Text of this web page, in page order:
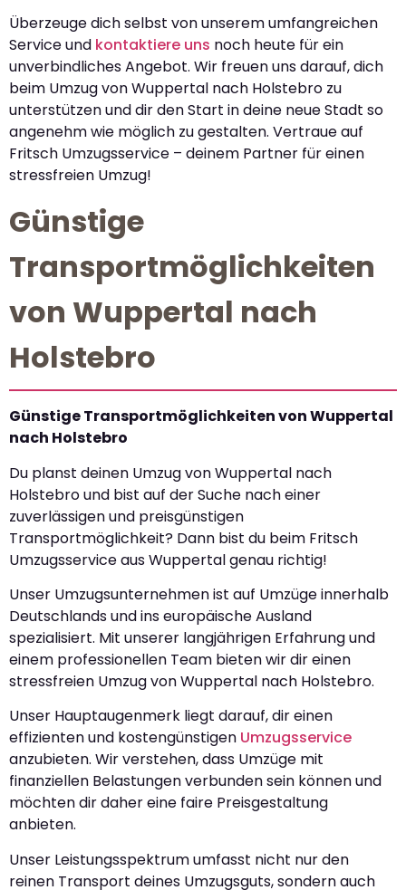
Überzeuge dich selbst von unserem umfangreichen
Service und kontaktiere uns noch heute für ein
unverbindliches Angebot. Wir freuen uns darauf, dich
beim Umzug von Wuppertal nach Holstebro zu
unterstützen und dir den Start in deine neue Stadt so
angenehm wie möglich zu gestalten. Vertraue auf
Fritsch Umzugsservice – deinem Partner für einen
stressfreien Umzug!
Günstige
Transportmöglichkeiten
von Wuppertal nach
Holstebro
Günstige Transportmöglichkeiten von Wuppertal
nach Holstebro
Du planst deinen Umzug von Wuppertal nach
Holstebro und bist auf der Suche nach einer
zuverlässigen und preisgünstigen
Transportmöglichkeit? Dann bist du beim Fritsch
Umzugsservice aus Wuppertal genau richtig!
Unser Umzugsunternehmen ist auf Umzüge innerhalb
Deutschlands und ins europäische Ausland
spezialisiert. Mit unserer langjährigen Erfahrung und
einem professionellen Team bieten wir dir einen
stressfreien Umzug von Wuppertal nach Holstebro.
Unser Hauptaugenmerk liegt darauf, dir einen
effizienten und kostengünstigen Umzugsservice
anzubieten. Wir verstehen, dass Umzüge mit
finanziellen Belastungen verbunden sein können und
möchten dir daher eine faire Preisgestaltung
anbieten.
Unser Leistungsspektrum umfasst nicht nur den
reinen Transport deines Umzugsguts, sondern auch